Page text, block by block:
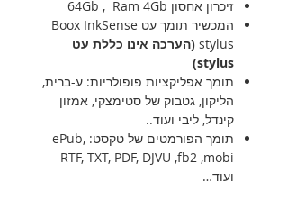
זיכרון אחסון 64Gb , Ram 4Gb
המכשיר תומך עט Boox InkSense
stylus (הערכה אינו כללת עט
stylus)
תומך אפליקציות פופולריות: ע-ברית,
הליקון, גטבוק של סטימצקי, אמזון
קינדל, ליבי ועוד..
תומך הפורמטים של טקסט: ePub,
RTF, TXT, PDF, DJVU ,fb2 ,mobi
ועוד…